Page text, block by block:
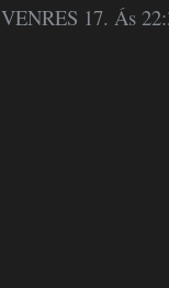
VENRES 17. Ás